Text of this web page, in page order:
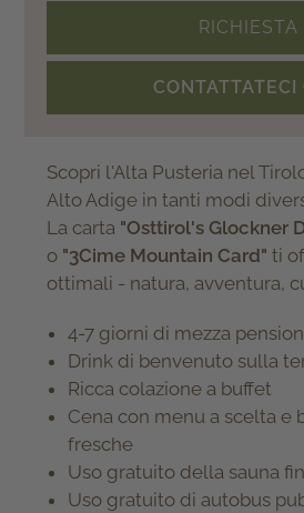
RICHIESTA
CONTATTATECI
Scopri l'Alta Pusteria nel
Alto Adige in tanti modi
La carta "Osttirol's Glockner
o "3Cime Mountain Card" ti
ottimali - natura, avventura,
4-7 giorni di mezza
Drink di benvenuto sulla
Ricca colazione a buffet
Cena con menu a scelta e
fresche
Uso gratuito della sauna
Uso gratuito di autobus